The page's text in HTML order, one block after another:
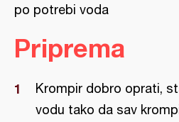
po potrebi voda
Priprema
Krompir dobro oprati,
vodu tako da sav